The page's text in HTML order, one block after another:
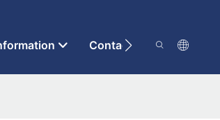
Contactez-Nous